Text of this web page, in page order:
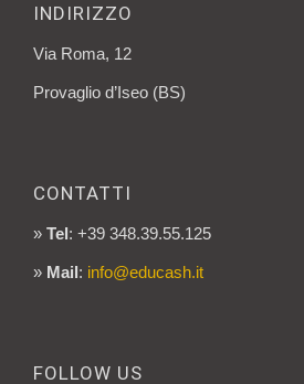
INDIRIZZO
Via Roma, 12
Provaglio d’Iseo (BS)
CONTATTI
» Tel: +39 348.39.55.125
» Mail: info@educash.it
FOLLOW US